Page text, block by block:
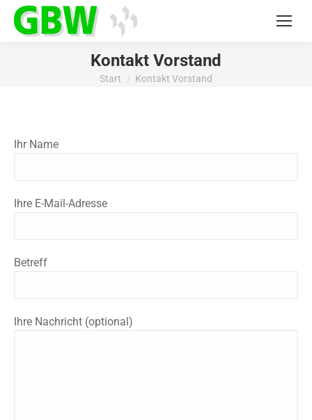
Kontakt Vorstand
Sie befinden sich hier:
Start Kontakt Vorstand
Ihr Name
Ihre E-Mail-Adresse
Betreff
Ihre Nachricht (optional)